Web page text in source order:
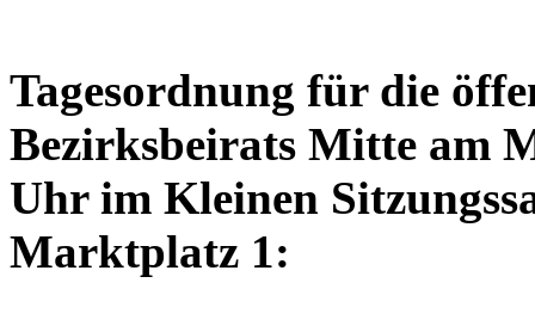
Tagesordnung für die
Bezirksbeirats Mitte am
Uhr im Kleinen
Marktplatz 1: